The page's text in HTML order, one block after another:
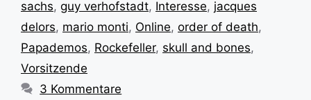
sachs, guy verhofstadt, Interesse, jacques
delors, mario monti, Online, order of death,
Papademos, Rockefeller, skull and bones,
Vorsitzende
3 Kommentare